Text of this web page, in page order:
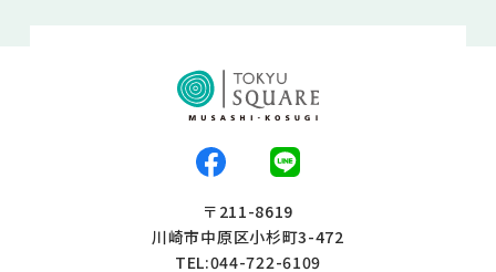
〒211-8619
川崎市中原区小杉町3-472
TEL:044-722-6109